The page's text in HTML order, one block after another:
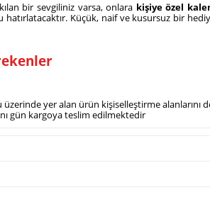
bir sevgiliniz varsa, onlara kişiye özel
Küçük, naif ve kusursuz bir
üzerinde yer alan ürün kişiselleştirme alanlarını
gün kargoya teslim edilmektedir